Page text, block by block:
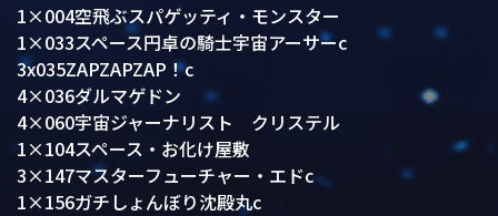
1×004空飛ぶスパゲッティ・モンスター
1×033スペース円卓の騎士宇宙アーサーc
3x035ZAPZAPZAP！c
4×036ダルマゲドン
4×060宇宙ジャーナリスト クリステル
1×104スペース・お化け屋敷
3×147マスターフューチャー・エドc
1×156ガチしょんぼり沈殿丸c